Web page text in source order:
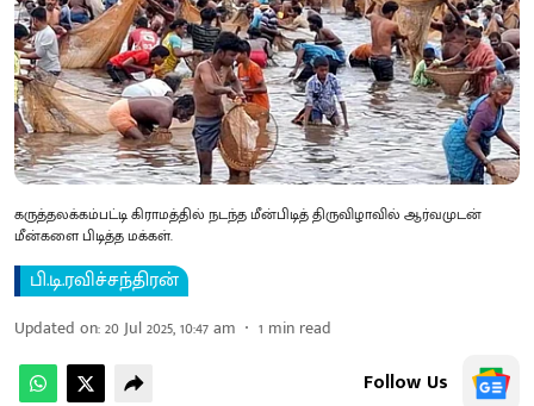
கருத்தலக்கம்பட்டி கிராமத்தில் நடந்த மீன்பிடித் திருவிழாவில் ஆர்வமுடன்
மீன்களை பிடித்த மக்கள்.
பி.டி.ரவிச்சந்திரன்
Updated on:20 Jul 2025, 10:47 am 1 min read
Follow Us